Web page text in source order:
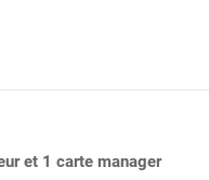
et 1 carte manager